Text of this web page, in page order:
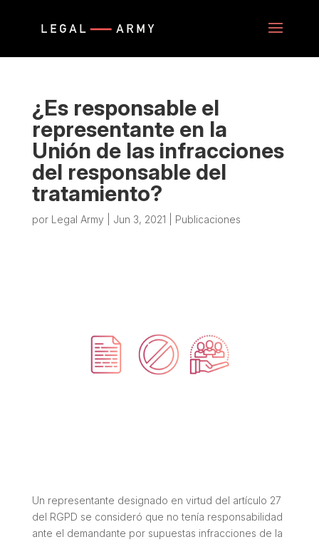
¿Es responsable el
representante en la
Unión de las infracciones
del responsable del
tratamiento?
por Legal Army Jun 3, 2021 Publicaciones
Un representante designado en virtud del artículo 27
del RGPD se consideró que no tenía responsabilidad
ante el demandante por supuestas infracciones de la